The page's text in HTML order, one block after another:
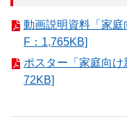
動画説明資料「家
F：1,765KB]
ポスター「家庭向
72KB]